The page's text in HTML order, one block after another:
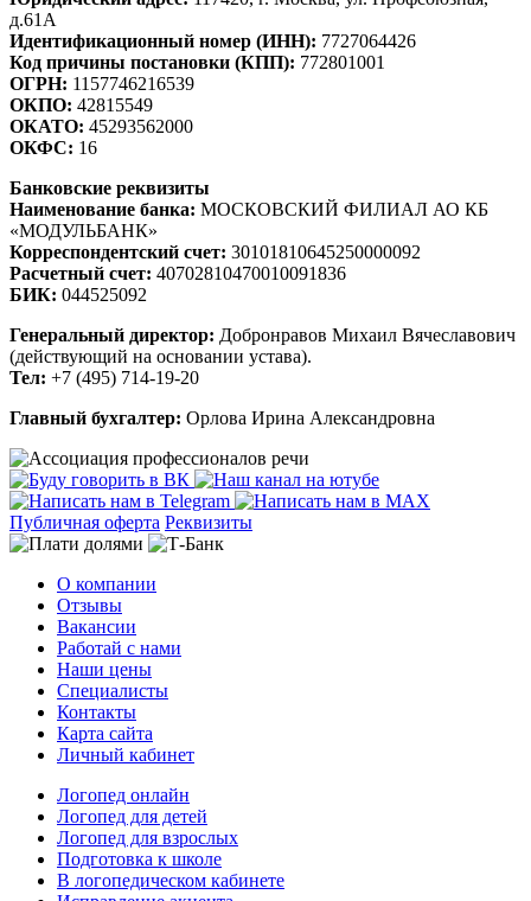
д.61А
Идентификационный номер (ИНН): 7727064426
Код причины постановки (КПП): 772801001
ОГРН: 1157746216539
ОКПО: 42815549
ОКАТО: 45293562000
ОКФС: 16
Банковские реквизиты
Наименование банка: МОСКОВСКИЙ ФИЛИАЛ АО КБ
«МОДУЛЬБАНК»
Корреспондентский счет: 30101810645250000092
Расчетный счет: 40702810470010091836
БИК: 044525092
Генеральный директор: Добронравов Михаил Вячеславович
(действующий на основании устава).
Тел: +7 (495) 714-19-20
Главный бухгалтер: Орлова Ирина Александровна
Публичная оферта Реквизиты
О компании
Отзывы
Вакансии
Работай с нами
Наши цены
Специалисты
Контакты
Карта сайта
Личный кабинет
Логопед онлайн
Логопед для детей
Логопед для взрослых
Подготовка к школе
В логопедическом кабинете